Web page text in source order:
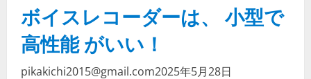
ボイスレコーダーは、 小型で
高性能 がいい！
pikakichi2015@gmail.com2025年5月28日